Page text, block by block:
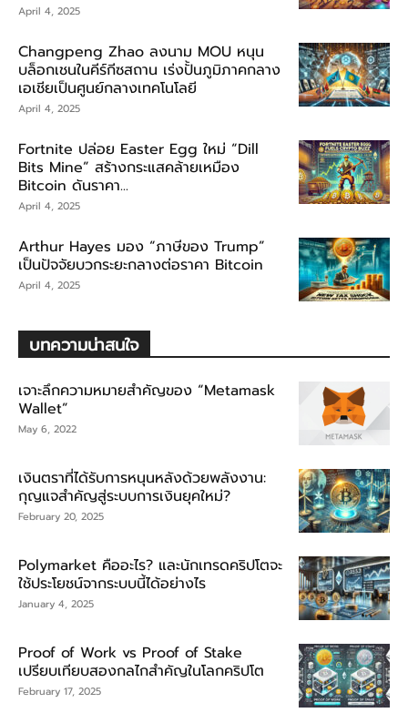
April 4, 2025
Changpeng Zhao ลงนาม MOU หนุน
บล็อกเชนในคีร์กีซสถาน เร่งปั้นภูมิภาคกลาง
เอเชียเป็นศูนย์กลางเทคโนโลยี
April 4, 2025
Fortnite ปล่อย Easter Egg ใหม่ “Dill
Bits Mine” สร้างกระแสคล้ายเหมือง
Bitcoin ดันราคา...
April 4, 2025
Arthur Hayes มอง “ภาษีของ Trump”
เป็นปัจจัยบวกระยะกลางต่อราคา Bitcoin
April 4, 2025
บทความน่าสนใจ
เจาะลึกความหมายสำคัญของ “Metamask
Wallet”
May 6, 2022
เงินตราที่ได้รับการหนุนหลังด้วยพลังงาน:
กุญแจสำคัญสู่ระบบการเงินยุคใหม่?
February 20, 2025
Polymarket คืออะไร? และนักเทรดคริปโตจะ
ใช้ประโยชน์จากระบบนี้ได้อย่างไร
January 4, 2025
Proof of Work vs Proof of Stake
เปรียบเทียบสองกลไกสำคัญในโลกคริปโต
February 17, 2025